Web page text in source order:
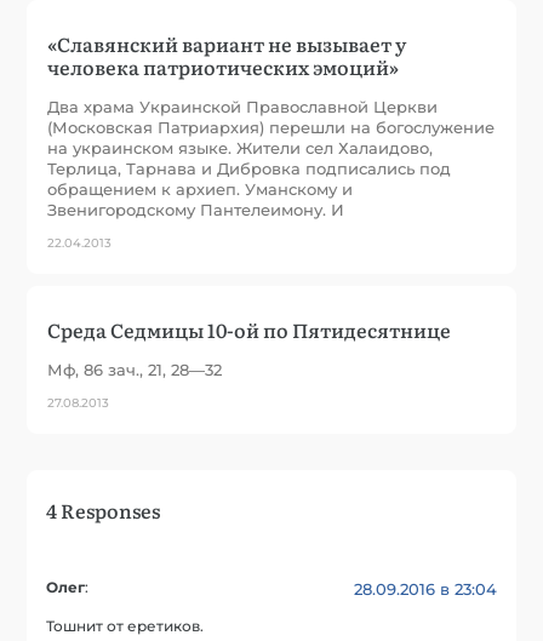
«Cлавянский вариант не вызывает у
человека патриотических эмоций»
Два храма Украинской Православной Церкви
(Московская Патриархия) перешли на богослужение
на украинском языке. Жители сел Халаидово,
Терлица, Тарнава и Дибровка подписались под
обращением к архиеп. Уманскому и
Звенигородскому Пантелеимону. И
22.04.2013
Среда Седмицы 10-ой по Пятидесятнице
Мф, 86 зач., 21, 28—32
27.08.2013
4 Responses
Олег: 28.09.2016 в 23:04
Тошнит от еретиков.